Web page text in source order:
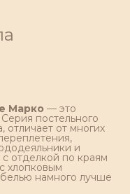
Марко — это
постельного
отличает от многих
и
отделкой по краям
хлопковым
намного лучше